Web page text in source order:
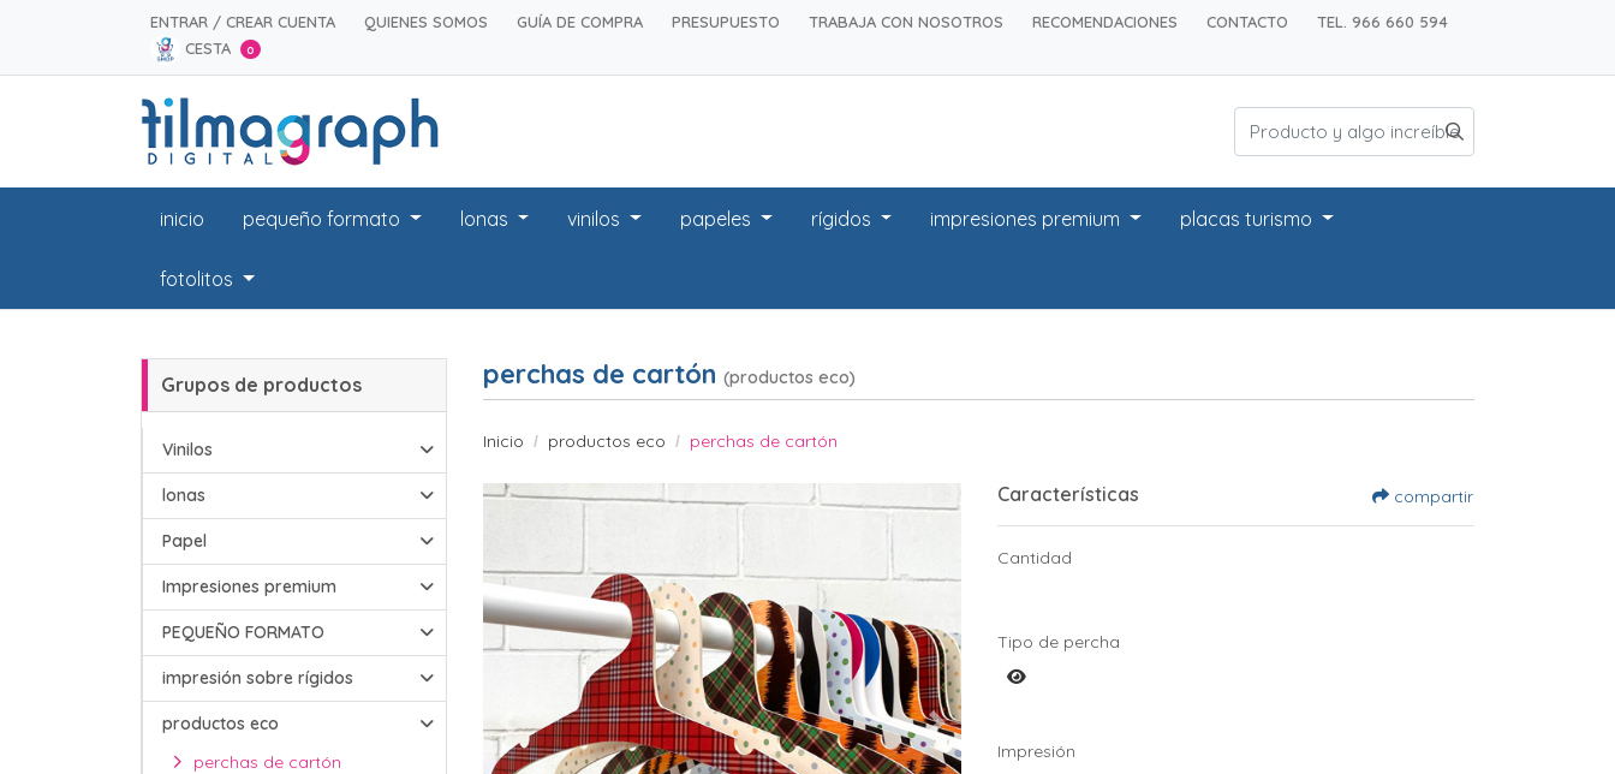
ENTRAR / CREAR CUENTA QUIENES SOMOS GUÍA DE COMPRA PRESUPUESTO TRABAJA CON NOSOTROS RECOMENDACIONES CONTACTO
TEL. 966 660 594
CESTA
0
inicio pequeño formato lonas vinilos papeles rígidos impresiones premium placas turismo
fotolitos
Grupos de productos
Vinilos
lonas
Papel
Impresiones premium
PEQUEÑO FORMATO
impresión sobre rígidos
productos eco
perchas de cartón
perchas de cartón (productos eco)
Inicio productos eco perchas de cartón
Características compartir
Cantidad
Tipo de percha
Impresión